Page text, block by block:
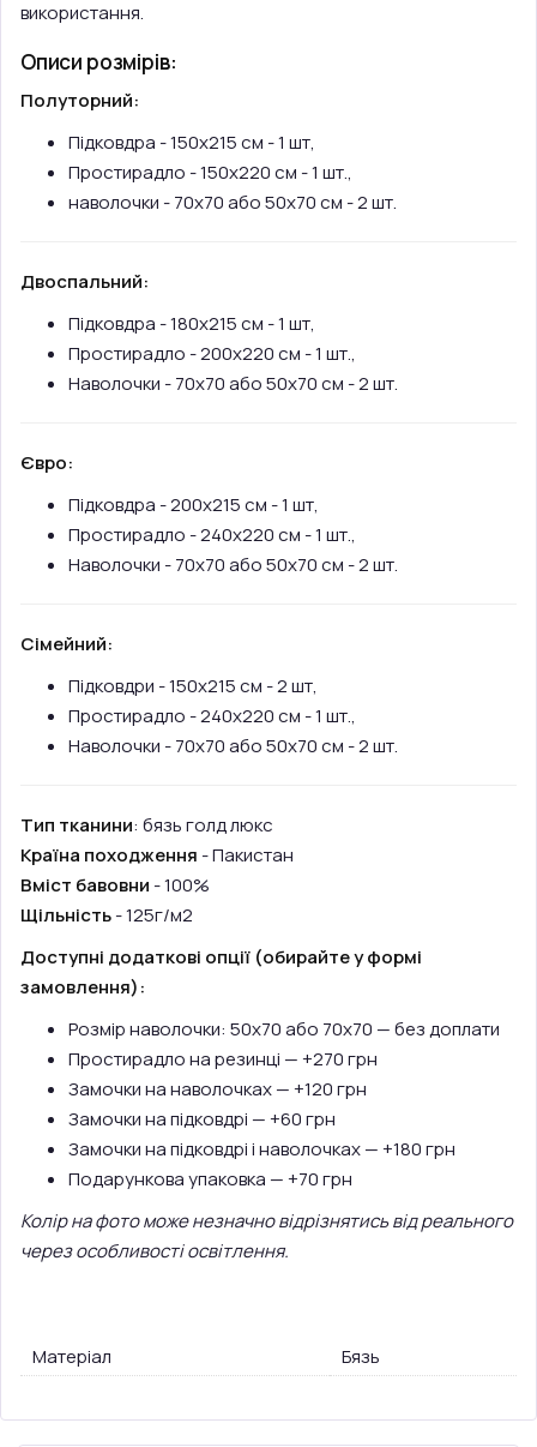
використання.
Описи розмірів:
Полуторний:
Підковдра - 150х215 см - 1 шт,
Простирадло - 150х220 см - 1 шт.,
наволочки - 70х70 або 50х70 см - 2 шт.
Двоспальний:
Підковдра - 180х215 см - 1 шт,
Простирадло - 200х220 см - 1 шт.,
Наволочки - 70х70 або 50х70 см - 2 шт.
Євро:
Підковдра - 200х215 см - 1 шт,
Простирадло - 240х220 см - 1 шт.,
Наволочки - 70х70 або 50х70 см - 2 шт.
Сімейний:
Підковдри - 150х215 см - 2 шт,
Простирадло - 240х220 см - 1 шт.,
Наволочки - 70х70 або 50х70 см - 2 шт.
Тип тканини: бязь голд люкс
Країна походження - Пакистан
Вміст бавовни - 100%
Щільність- 125г/м2
Доступні додаткові опції (обирайте у формі
замовлення):
Розмір наволочки: 50х70 або 70х70 — без доплати
Простирадло на резинці — +270 грн
Замочки на наволочках — +120 грн
Замочки на підковдрі — +60 грн
Замочки на підковдрі і наволочках — +180 грн
Подарункова упаковка — +70 грн
Колір на фото може незначно відрізнятись від реального
через особливості освітлення.
Матеріал Бязь